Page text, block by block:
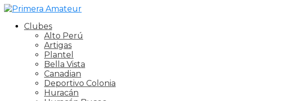
Clubes
Alto Perú
Artigas
Plantel
Bella Vista
Canadian
Deportivo Colonia
Huracán